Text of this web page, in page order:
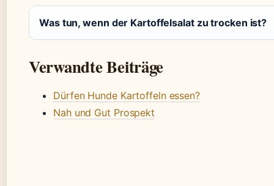
Was tun, wenn der Kartoffelsalat zu trocken ist?
Verwandte Beiträge
Dürfen Hunde Kartoffeln essen?
Nah und Gut Prospekt